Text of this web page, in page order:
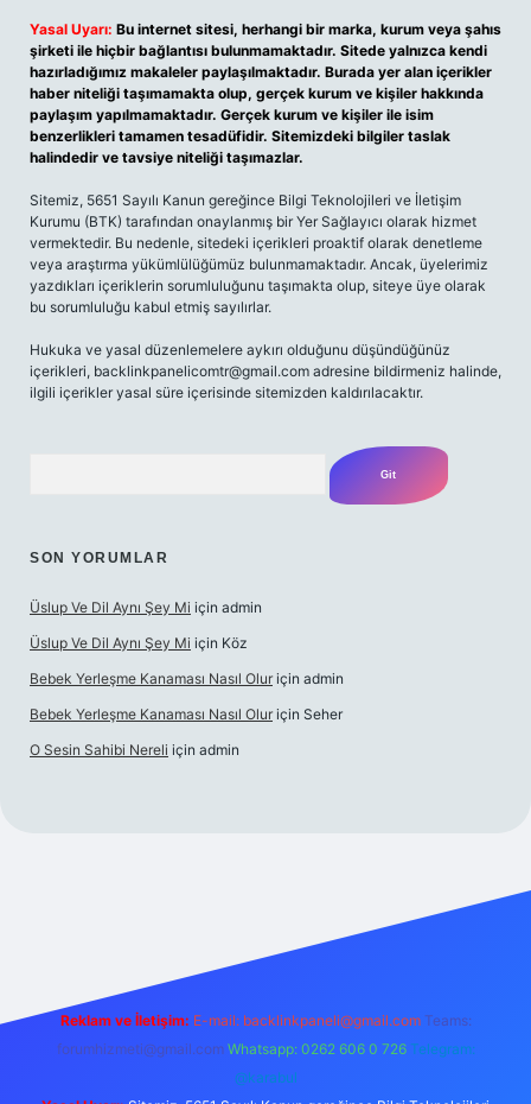
Yasal Uyarı: Bu internet sitesi, herhangi bir marka, kurum veya şahıs
şirketi ile hiçbir bağlantısı bulunmamaktadır. Sitede yalnızca kendi
hazırladığımız makaleler paylaşılmaktadır. Burada yer alan içerikler
haber niteliği taşımamakta olup, gerçek kurum ve kişiler hakkında
paylaşım yapılmamaktadır. Gerçek kurum ve kişiler ile isim
benzerlikleri tamamen tesadüfidir. Sitemizdeki bilgiler taslak
halindedir ve tavsiye niteliği taşımazlar.
Sitemiz, 5651 Sayılı Kanun gereğince Bilgi Teknolojileri ve İletişim
Kurumu (BTK) tarafından onaylanmış bir Yer Sağlayıcı olarak hizmet
vermektedir. Bu nedenle, sitedeki içerikleri proaktif olarak denetleme
veya araştırma yükümlülüğümüz bulunmamaktadır. Ancak, üyelerimiz
yazdıkları içeriklerin sorumluluğunu taşımakta olup, siteye üye olarak
bu sorumluluğu kabul etmiş sayılırlar.
Hukuka ve yasal düzenlemelere aykırı olduğunu düşündüğünüz
içerikleri, backlinkpanelicomtr@gmail.com adresine bildirmeniz halinde,
ilgili içerikler yasal süre içerisinde sitemizden kaldırılacaktır.
SON YORUMLAR
Üslup Ve Dil Aynı Şey Mi için admin
Üslup Ve Dil Aynı Şey Mi için Köz
Bebek Yerleşme Kanaması Nasıl Olur için admin
Bebek Yerleşme Kanaması Nasıl Olur için Seher
O Sesin Sahibi Nereli için admin
Reklam ve İletişim: E-mail: backlinkpaneli@gmail.com Teams:
forumhizmeti@gmail.com Whatsapp: 0262 606 0 726 Telegram:
@karabul